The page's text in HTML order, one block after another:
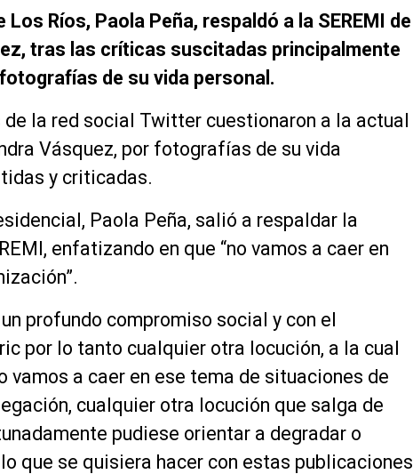
Ríos, Paola Peña, respaldó a la SEREMI de
tras las críticas suscitadas principalmente
de su vida personal.
de la red social Twitter cuestionaron a la actual
Vásquez, por fotografías de su vida
y criticadas.
Paola Peña, salió a respaldar la
enfatizando en que “no vamos a caer en
profundo compromiso social y con el
por lo tanto cualquier otra locución, a la cual
vamos a caer en ese tema de situaciones de
cualquier otra locución que salga de
pudiese orientar a degradar o
que se quisiera hacer con estas publicaciones